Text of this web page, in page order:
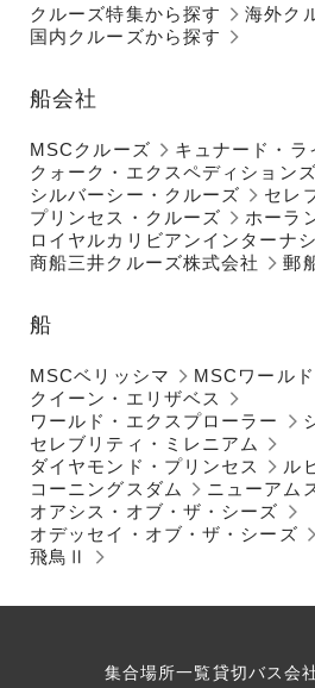
クルーズ特集から探す
国内クルーズから探す
海外ク
船会社
MSCクルーズ
キュナード・ラ
クォーク・エクスペディションズ
シルバーシー・クルーズ
セレ
プリンセス・クルーズ
ホーラ
ロイヤルカリビアンインターナ
商船三井クルーズ株式会社
郵
船
MSCベリッシマ
MSCワール
クイーン・エリザベス
ワールド・エクスプローラー
セレブリティ・ミレニアム
ダイヤモンド・プリンセス
ル
コーニングスダム
ニューアム
オアシス・オブ・ザ・シーズ
オデッセイ・オブ・ザ・シーズ
飛鳥Ⅱ
集合場所一覧貸切バス会